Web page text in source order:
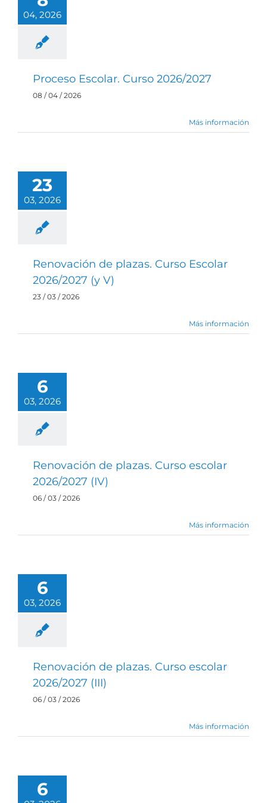
04, 2026
Proceso Escolar. Curso 2026/2027
08 / 04 / 2026
Más información
23
03, 2026
Renovación de plazas. Curso Escolar
2026/2027 (y V)
23 / 03 / 2026
Más información
6
03, 2026
Renovación de plazas. Curso escolar
2026/2027 (IV)
06 / 03 / 2026
Más información
6
03, 2026
Renovación de plazas. Curso escolar
2026/2027 (III)
06 / 03 / 2026
Más información
6